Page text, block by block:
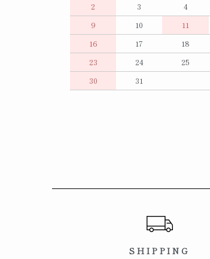
2
3 4
9
10 11
16
17 18
23
24 25
30
31
SHIPPING